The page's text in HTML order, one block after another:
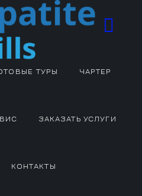
ТУРЫ ЧАРТЕР
ЗАКАЗАТЬ УСЛУГИ
КОНТАКТЫ